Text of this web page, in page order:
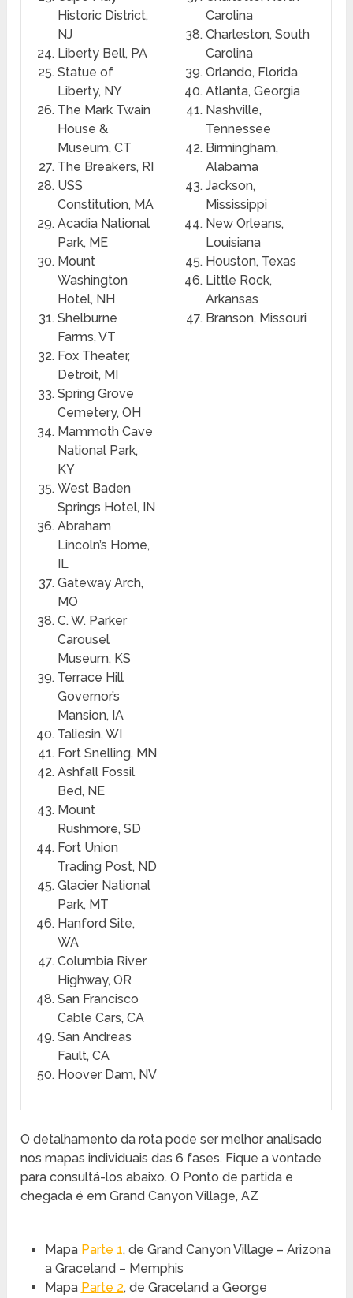
Historic District,
NJ
Liberty Bell, PA
Statue of
Liberty, NY
The Mark Twain
House &
Museum, CT
The Breakers, RI
USS
Constitution, MA
Acadia National
Park, ME
Mount
Washington
Hotel, NH
Shelburne
Farms, VT
Fox Theater,
Detroit, MI
Spring Grove
Cemetery, OH
Mammoth Cave
National Park,
KY
West Baden
Springs Hotel, IN
Abraham
Lincoln’s Home,
IL
Gateway Arch,
MO
C. W. Parker
Carousel
Museum, KS
Terrace Hill
Governor’s
Mansion, IA
Taliesin, WI
Fort Snelling, MN
Ashfall Fossil
Bed, NE
Mount
Rushmore, SD
Fort Union
Trading Post, ND
Glacier National
Park, MT
Hanford Site,
WA
Columbia River
Highway, OR
San Francisco
Cable Cars, CA
San Andreas
Fault, CA
Hoover Dam, NV
Carolina
Charleston, South
Carolina
Orlando, Florida
Atlanta, Georgia
Nashville,
Tennessee
Birmingham,
Alabama
Jackson,
Mississippi
New Orleans,
Louisiana
Houston, Texas
Little Rock,
Arkansas
Branson, Missouri
O detalhamento da rota pode ser melhor analisado
nos mapas individuais das 6 fases. Fique a vontade
para consultá-los abaixo. O Ponto de partida e
chegada é em Grand Canyon Village, AZ
Mapa Parte 1, de Grand Canyon Village – Arizona
a Graceland – Memphis
Mapa Parte 2, de Graceland a George